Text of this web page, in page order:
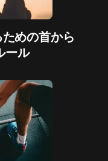
めの首から
ール